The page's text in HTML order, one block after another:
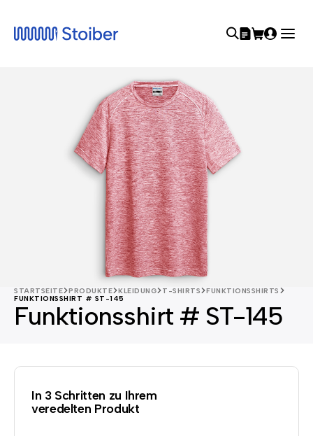
STARTSEITE PRODUKTE KLEIDUNG T-SHIRTS
FUNKTIONSSHIRTS
FUNKTIONSSHIRT # ST-145
Funktionsshirt # ST-145
In 3 Schritten zu Ihrem
veredelten Produkt